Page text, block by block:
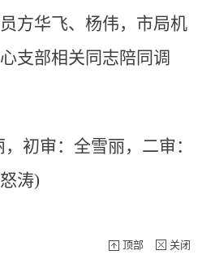
方华飞、杨伟，市局机
支部相关同志陪同调
初审：全雪丽，二审：
涛)
顶部 关闭